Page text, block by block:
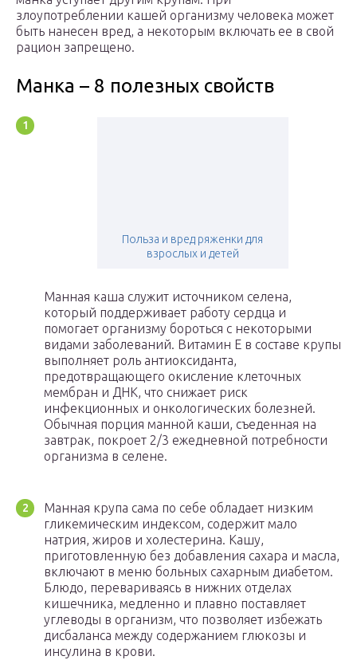
злоупотреблении кашей организму человека может
быть нанесен вред, а некоторым включать ее в свой
рацион запрещено.
Манка – 8 полезных свойств
Польза и вред ряженки для
взрослых и детей
Манная каша служит источником селена,
который поддерживает работу сердца и
помогает организму бороться с некоторыми
видами заболеваний. Витамин Е в составе крупы
выполняет роль антиоксиданта,
предотвращающего окисление клеточных
мембран и ДНК, что снижает риск
инфекционных и онкологических болезней.
Обычная порция манной каши, съеденная на
завтрак, покроет 2/3 ежедневной потребности
организма в селене.
Манная крупа сама по себе обладает низким
гликемическим индексом, содержит мало
натрия, жиров и холестерина. Кашу,
приготовленную без добавления сахара и масла,
включают в меню больных сахарным диабетом.
Блюдо, перевариваясь в нижних отделах
кишечника, медленно и плавно поставляет
углеводы в организм, что позволяет избежать
дисбаланса между содержанием глюкозы и
инсулина в крови.